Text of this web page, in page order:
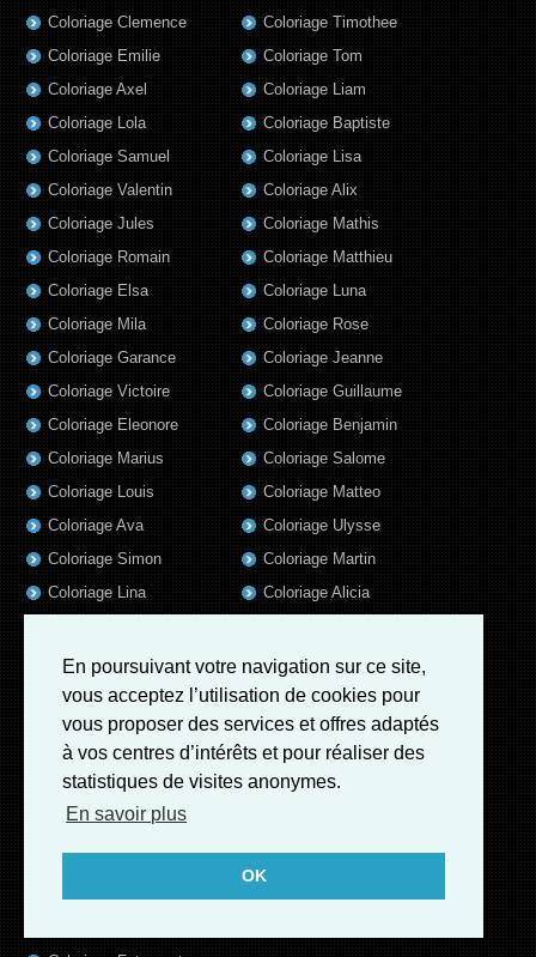
En poursuivant votre navigation sur ce site,
vous acceptez l’utilisation de cookies pour
vous proposer des services et offres adaptés
à vos centres d’intérêts et pour réaliser des
statistiques de visites anonymes.
En savoir plus
OK
Coloriage Clemence
Coloriage Emilie
Coloriage Axel
Coloriage Lola
Coloriage Samuel
Coloriage Valentin
Coloriage Jules
Coloriage Romain
Coloriage Elsa
Coloriage Mila
Coloriage Garance
Coloriage Victoire
Coloriage Eleonore
Coloriage Marius
Coloriage Louis
Coloriage Ava
Coloriage Simon
Coloriage Lina
Coloriage Nina
Coloriage Arthur
Coloriage Noe
Coloriage William
Coloriage Timothee
Coloriage Tom
Coloriage Liam
Coloriage Baptiste
Coloriage Lisa
Coloriage Alix
Coloriage Mathis
Coloriage Matthieu
Coloriage Luna
Coloriage Rose
Coloriage Jeanne
Coloriage Guillaume
Coloriage Benjamin
Coloriage Salome
Coloriage Matteo
Coloriage Ulysse
Coloriage Martin
Coloriage Alicia
Coloriage Felix
Coloriage Rayan
Coloriage Iris
Coloriage Ambre
Coloriage Charles
Coloriage Oscar